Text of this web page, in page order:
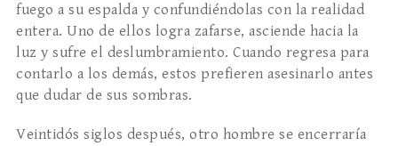
fuego a su espalda y confundiéndolas con la realidad
entera. Uno de ellos logra zafarse, asciende hacia la
luz y sufre el deslumbramiento. Cuando regresa para
contarlo a los demás, estos prefieren asesinarlo antes
que dudar de sus sombras.
Veintidós siglos después, otro hombre se encerraría